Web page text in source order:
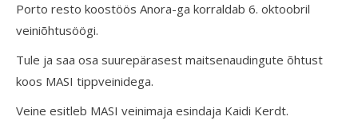
Porto resto koostöös Anora-ga korraldab 6. oktoobril
veiniõhtusöögi.
Tule ja saa osa suurepärasest maitsenaudingute õhtust
koos MASI tippveinidega.
Veine esitleb MASI veinimaja esindaja Kaidi Kerdt.